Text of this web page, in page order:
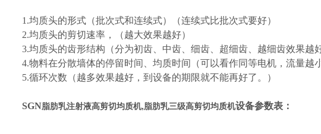
1.均质头的形式（批次式和连续式）（连续式比批次式要好）
2.均质头的剪切速率，（越大效果越好）
3.均质头的齿形结构（分为初齿、中齿、细齿、超细齿、越细齿效果越
4.物料在分散墙体的停留时间、均质时间（可以看作同等电机，流量越
5.循环次数（越多效果越好，到设备的期限就不能再好了。）
SGN脂肪乳注射液高剪切均质机,脂肪乳三级高剪切均质机设备参数表：